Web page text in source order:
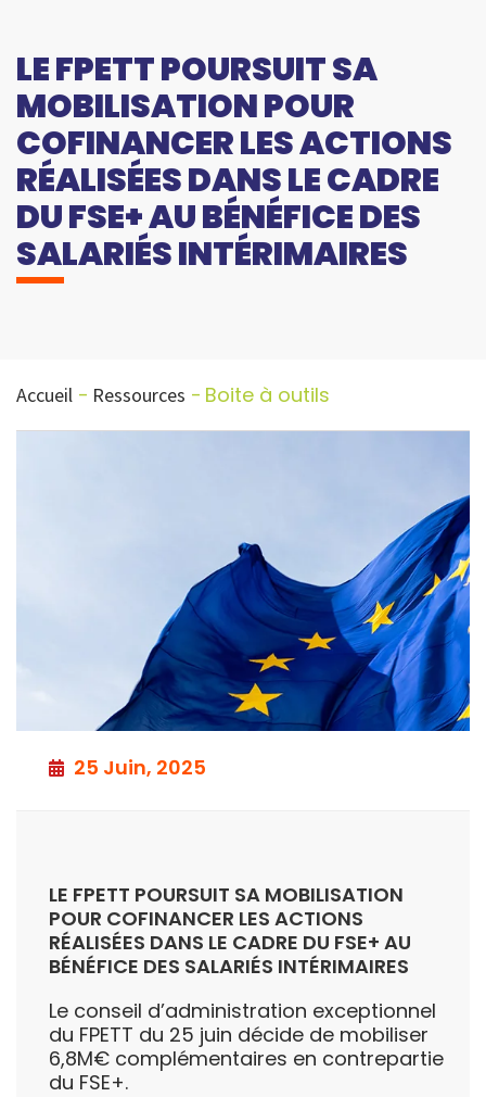
LE FPETT POURSUIT SA
MOBILISATION POUR
COFINANCER LES ACTIONS
RÉALISÉES DANS LE CADRE
DU FSE+ AU BÉNÉFICE DES
SALARIÉS INTÉRIMAIRES
Accueil Ressources Boite à outils
25 Juin, 2025
LE FPETT POURSUIT SA MOBILISATION
POUR COFINANCER LES ACTIONS
RÉALISÉES DANS LE CADRE DU FSE+ AU
BÉNÉFICE DES SALARIÉS INTÉRIMAIRES
Le conseil d’administration exceptionnel
du FPETT du 25 juin décide de mobiliser
6,8M€ complémentaires en contrepartie
du FSE+.